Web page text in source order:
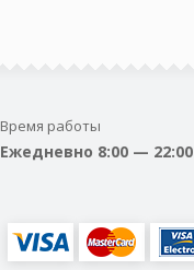
Время работы
Ежедневно 8:00 — 22:00